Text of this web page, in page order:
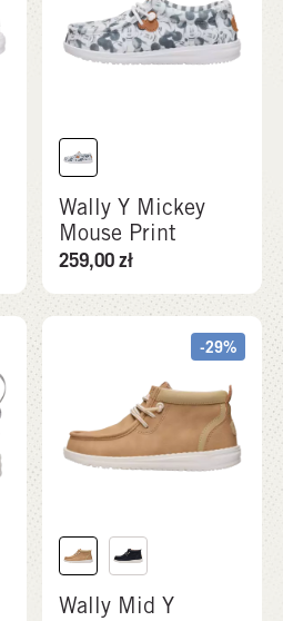
Wally Y Mickey
Mouse Print
259,00zł
-29%
Wally Mid Y